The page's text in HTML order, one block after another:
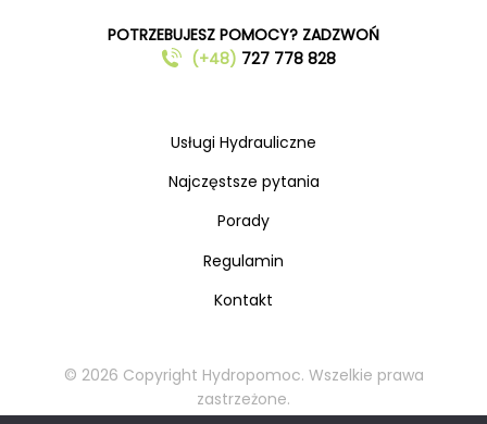
POTRZEBUJESZ POMOCY? ZADZWOŃ
(+48) 727 778 828
Usługi Hydrauliczne
Najczęstsze pytania
Porady
Regulamin
Kontakt
© 2026 Copyright Hydropomoc. Wszelkie prawa
zastrzeżone.